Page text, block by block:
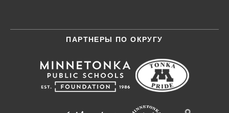
ПАРТНЕРЫ ПО ОКРУГУ